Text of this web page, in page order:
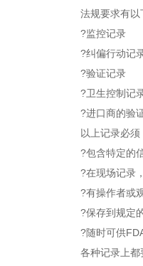
法规要求有
?监控记录
?纠偏行动记
?验证记录
?卫生控制记
?进口商的验
以上记录必
?包含特定的
?在现场记录
?有操作者或
?保存到规定
?随时可供
各种记录上